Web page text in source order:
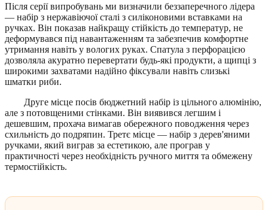
Після серії випробувань ми визначили беззаперечного лідера
— набір з нержавіючої сталі з силіконовими вставками на
ручках. Він показав найкращу стійкість до температур, не
деформувався під навантаженням та забезпечив комфортне
утримання навіть у вологих руках. Спатула з перфорацією
дозволяла акуратно перевертати будь-які продукти, а щипці з
широкими захватами надійно фіксували навіть слизькі
шматки риби.
Друге місце посів бюджетний набір із цільного алюмінію,
але з потовщеними стінками. Він виявився легшим і
дешевшим, прохача вимагав обережного поводження через
схильність до подряпин. Третє місце — набір з дерев'яними
ручками, який виграв за естетикою, але програв у
практичності через необхідність ручного миття та обмежену
термостійкість.